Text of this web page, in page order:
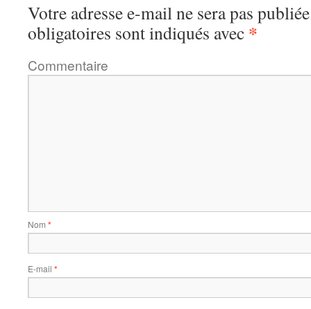
Votre adresse e-mail ne sera pas
obligatoires sont indiqués avec *
Commentaire
Nom *
E-mail *